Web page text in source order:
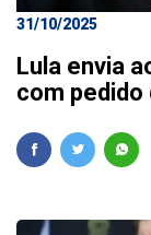
31/10/2025
Lula envia
com pedido